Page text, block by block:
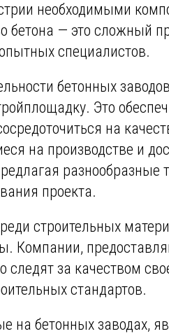
необходимыми
бетона — это сложный
специалистов.
бетонных
Это
на
на производстве и
проекта.
строительных
Компании,
следят за качеством
стандартов.
на бетонных заводах,